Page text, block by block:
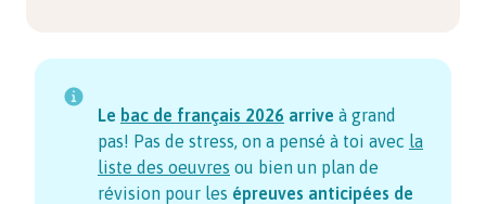
Le bac de français 2026 arrive à grand
pas! Pas de stress, on a pensé à toi avec la
liste des oeuvres ou bien un plan de
révision pour les épreuves anticipées de